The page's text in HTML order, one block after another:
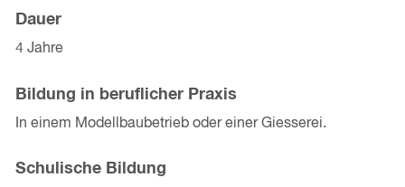
Dauer
4 Jahre
Bildung in beruflicher Praxis
In einem Modellbaubetrieb oder einer Giesserei.
Schulische Bildung